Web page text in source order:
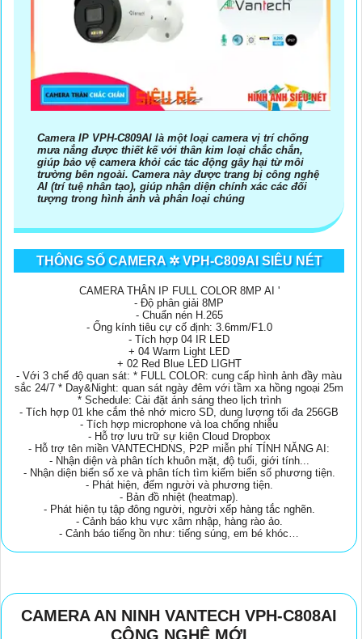
Camera IP VPH-C809AI là một loại camera vị trí chống
mưa nắng được thiết kế với thân kim loại chắc chắn,
giúp bảo vệ camera khỏi các tác động gây hại từ môi
trường bên ngoài. Camera này được trang bị công nghệ
AI (trí tuệ nhân tạo), giúp nhận diện chính xác các đối
tượng trong hình ảnh và phân loại chúng
THÔNG SỐ CAMERA ✲ VPH-C809AI SIÊU NÉT
CAMERA THÂN IP FULL COLOR 8MP AI '
- Độ phân giải 8MP
- Chuẩn nén H.265
- Ống kính tiêu cự cố định: 3.6mm/F1.0
- Tích hợp 04 IR LED
+ 04 Warm Light LED
+ 02 Red Blue LED LIGHT
- Với 3 chế độ quan sát: * FULL COLOR: cung cấp hình ảnh đầy màu
sắc 24/7 * Day&Night: quan sát ngày đêm với tầm xa hồng ngoại 25m
* Schedule: Cài đặt ánh sáng theo lịch trình
- Tích hợp 01 khe cắm thẻ nhớ micro SD, dung lượng tối đa 256GB
- Tích hợp microphone và loa chống nhiễu
- Hỗ trợ lưu trữ sự kiện Cloud Dropbox
- Hỗ trợ tên miền VANTECHDNS, P2P miễn phí TÍNH NĂNG AI:
- Nhận diện và phân tích khuôn mặt, độ tuổi, giới tính...
- Nhận diện biển số xe và phân tích tìm kiếm biển số phương tiện.
- Phát hiện, đếm người và phương tiện.
- Bản đồ nhiệt (heatmap).
- Phát hiện tụ tập đông người, người xếp hàng tắc nghẽn.
- Cảnh báo khu vực xâm nhập, hàng rào ảo.
- Cảnh báo tiếng ồn như: tiếng súng, em bé khóc…
CAMERA AN NINH VANTECH VPH-C808AI
CÔNG NGHỆ MỚI